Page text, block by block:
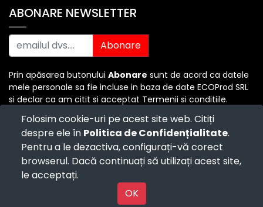
Folosim cookie-uri pe acest site web. Citiți
despre ele în Politica de Confidențialitate.
Pentru a le dezactiva, configurați-vă corect
browserul. Dacă continuați să utilizați acest site,
le acceptați.
OK
ABONARE NEWSLETTER
Abonare
Prin apăsarea butonului Abonare sunt de acord ca datele
mele personale sa fie incluse in baza de date ECOProd SRL
si declar ca am citit si acceptat Termenii si conditiile.
Copyright © ECO PROD SRL -Termenii si Conditiile
Politica de Confidențialitate -Consultanță juridică
Politica de retur -Cum cumpăr?
Powered by
Powered by